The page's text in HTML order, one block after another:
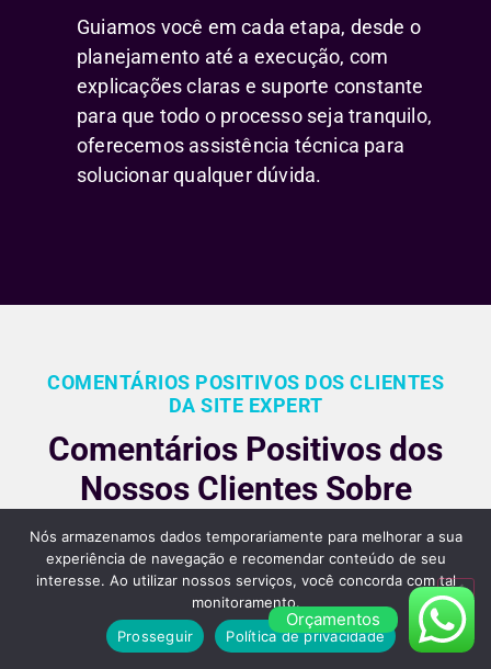
Guiamos você em cada etapa, desde o
planejamento até a execução, com
explicações claras e suporte constante
para que todo o processo seja tranquilo,
oferecemos assistência técnica para
solucionar qualquer dúvida.
COMENTÁRIOS POSITIVOS DOS CLIENTES
DA SITE EXPERT
Comentários Positivos dos
Nossos Clientes Sobre
Nossos Serviços de
Criação de Sites em São
Paulo
Nossos clientes são fiéis pois gostara dos nossos
Orçamentos
Nós armazenamos dados temporariamente para melhorar a sua
experiência de navegação e recomendar conteúdo de seu
interesse. Ao utilizar nossos serviços, você concorda com tal
monitoramento.
Prosseguir
Política de privacidade